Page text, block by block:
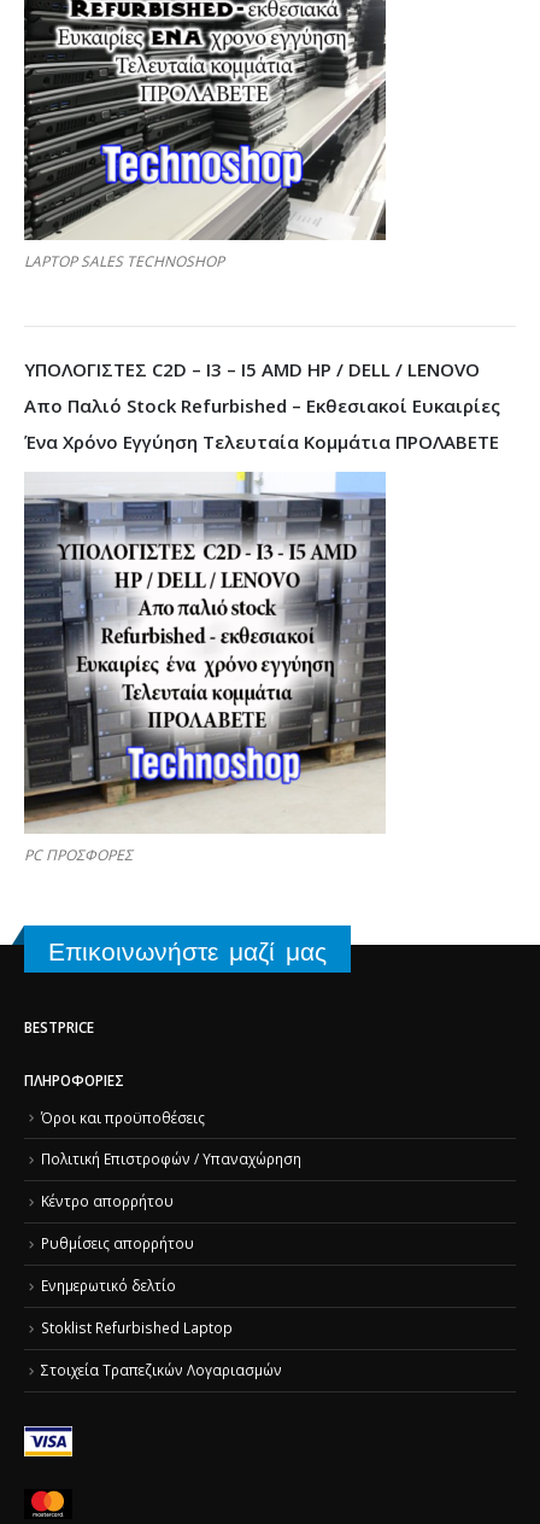
LAPTOP SALES TECHNOSHOP
ΥΠΟΛΟΓΙΣΤΕΣ C2D – I3 – I5 AMD HP / DELL / LENOVO
Απο Παλιό Stock Refurbished – Εκθεσιακοί Ευκαιρίες
Ένα Χρόνο Εγγύηση Τελευταία Κομμάτια ΠΡΟΛΑΒΕΤΕ
PC ΠΡΟΣΦΟΡΕΣ
Επικοινωνήστε μαζί μας
BESTPRICE
ΠΛΗΡΟΦΟΡΊΕΣ
Όροι και προϋποθέσεις
Πολιτική Επιστροφών / Υπαναχώρηση
Κέντρο απορρήτου
Ρυθμίσεις απορρήτου
Ενημερωτικό δελτίο
Stoklist Refurbished Laptop
Στοιχεία Τραπεζικών Λογαριασμών